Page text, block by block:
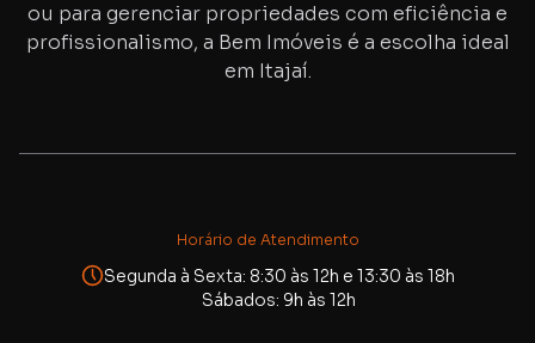
ou para gerenciar propriedades com eficiência e
profissionalismo, a Bem Imóveis é a escolha ideal
em Itajaí.
Horário de Atendimento
Segunda à Sexta: 8:30 às 12h e 13:30 às 18h
Sábados: 9h às 12h